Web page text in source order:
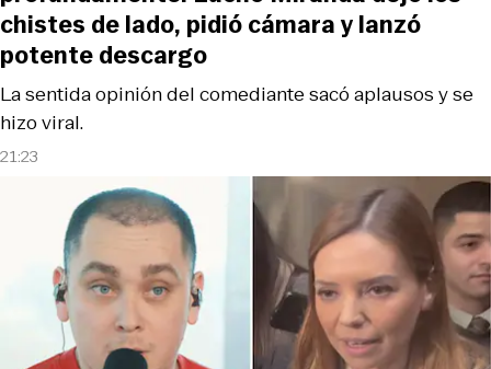
21:23
La sentida opinión del comediante sacó aplausos y se
hizo viral.
chistes de lado, pidió cámara y lanzó
potente descargo